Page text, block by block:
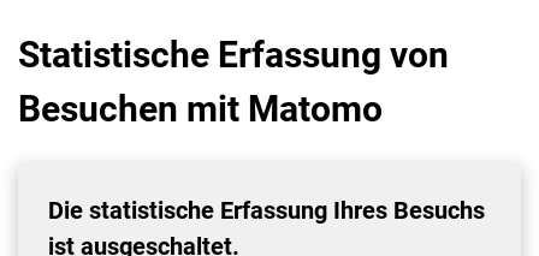
Statistische Erfassung von
Besuchen mit Matomo
Die statistische Erfassung Ihres Besuchs
ist ausgeschaltet.